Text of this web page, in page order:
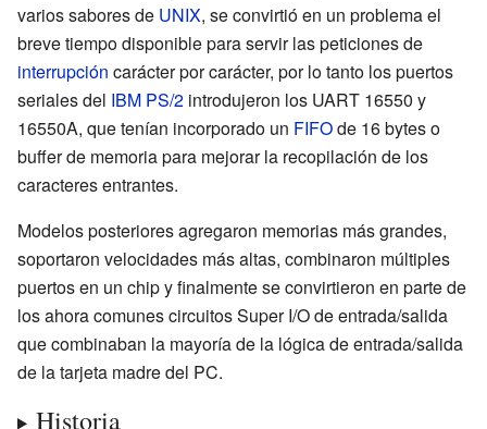
varios sabores de UNIX, se convirtió en un problema el
breve tiempo disponible para servir las peticiones de
interrupción carácter por carácter, por lo tanto los puertos
seriales del IBM PS/2 introdujeron los UART 16550 y
16550A, que tenían incorporado un FIFOde 16 bytes o
buffer de memoria para mejorar la recopilación de los
caracteres entrantes.
Modelos posteriores agregaron memorias más grandes,
soportaron velocidades más altas, combinaron múltiples
puertos en un chip y finalmente se convirtieron en parte de
los ahora comunes circuitosSuper I/Ode entrada/salida
que combinaban la mayoría de la lógica de entrada/salida
de la tarjeta madre del PC.
Historia